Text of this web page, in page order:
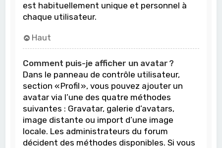
est habituellement unique et personnel à
chaque utilisateur.
Haut
Comment puis-je afficher un avatar ?
Dans le panneau de contrôle utilisateur,
section « Profil », vous pouvez ajouter un
avatar via l’une des quatre méthodes
suivantes : Gravatar, galerie d’avatars,
image distante ou import d’une image
locale. Les administrateurs du forum
décident des méthodes disponibles. Si vous